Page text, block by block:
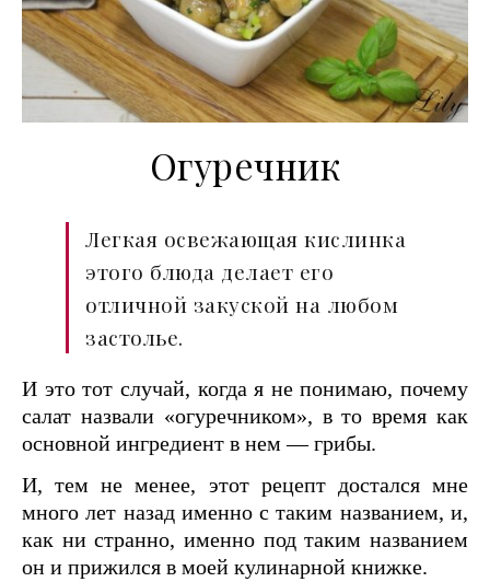
Огуречник
Легкая освежающая кислинка
этого блюда делает его
отличной закуской на любом
застолье.
И это тот случай, когда я не понимаю, почему
салат назвали «огуречником», в то время как
основной ингредиент в нем — грибы.
И, тем не менее, этот рецепт достался мне
много лет назад именно с таким названием, и,
как ни странно, именно под таким названием
он и прижился в моей кулинарной книжке.